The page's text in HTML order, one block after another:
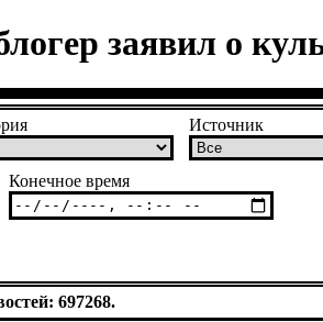
заявил о
Источник
Конечное время
697268.